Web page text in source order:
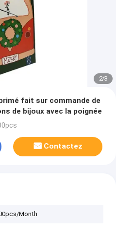
2/3
fait sur commande de
de bijoux avec la poignée
Contactez
Month